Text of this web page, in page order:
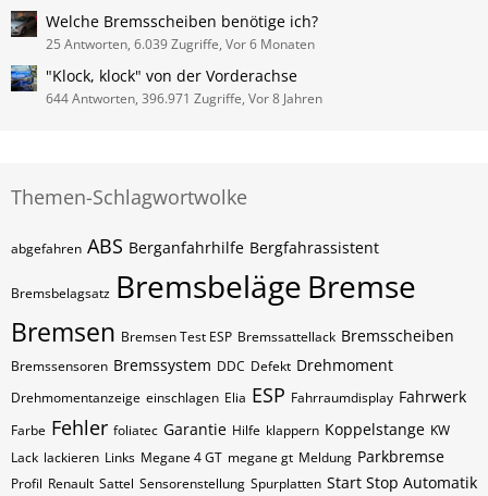
Welche Bremsscheiben benötige ich?
25 Antworten, 6.039 Zugriffe, Vor 6 Monaten
"Klock, klock" von der Vorderachse
644 Antworten, 396.971 Zugriffe, Vor 8 Jahren
Themen-Schlagwortwolke
abgefahren ABS Berganfahrhilfe Bergfahrassistent
Bremsbelagsatz Bremsbeläge Bremse
Bremsen Bremsen Test ESP Bremssattellack Bremsscheiben
Bremssensoren Bremssystem DDC Defekt Drehmoment
Drehmomentanzeige einschlagen Elia ESP Fahrraumdisplay Fahrwerk
Farbe Fehler foliatec Garantie Hilfe klappern Koppelstange KW
Lack lackieren Links Megane 4 GT megane gt Meldung Parkbremse
Profil Renault Sattel Sensorenstellung Spurplatten Start Stop Automatik